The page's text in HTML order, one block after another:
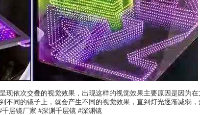
现依次交叠的视觉效果，出现这样的视觉效果主要原因是因为
不同的镜子上，就会产生不同的视觉效果，直到灯光逐渐减弱，
层镜厂家 #深渊千层镜 #深渊镜